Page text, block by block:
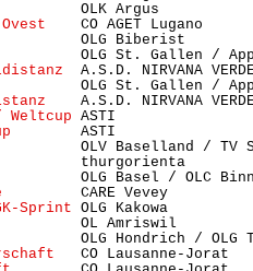
OLK Argus
CO AGET Lugano
OLG Biberist
OLG St. Gallen /
A.S.D. NIRVANA
OLG St. Gallen /
A.S.D. NIRVANA
ASTI
ASTI
OLV Baselland / TV
thurgorienta
OLG Basel / OLC
CARE Vevey
Sprint OLG Kakowa
OL Amriswil
OLG
CO Lausanne-Jorat